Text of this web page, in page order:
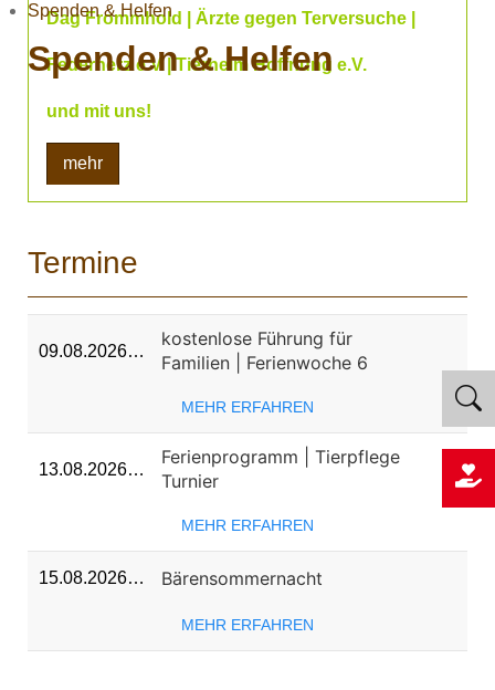
Spenden & Helfen
Spenden & Helfen
Dag Frommhold | Ärzte gegen Terversuche |
Federherz e.V | Tierheim Hoffnung e.V.
und mit uns!
mehr
Termine
09.08.2026…
kostenlose Führung für
Familien | Ferienwoche 6
MEHR ERFAHREN
13.08.2026…
Ferienprogramm | Tierpflege
Turnier
MEHR ERFAHREN
15.08.2026… Bärensommernacht
MEHR ERFAHREN